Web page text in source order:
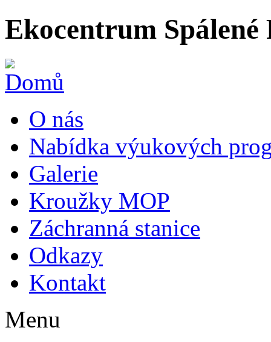
Ekocentrum Spálené
O nás
Nabídka výukových
Galerie
Kroužky MOP
Záchranná stanice
Odkazy
Kontakt
Menu